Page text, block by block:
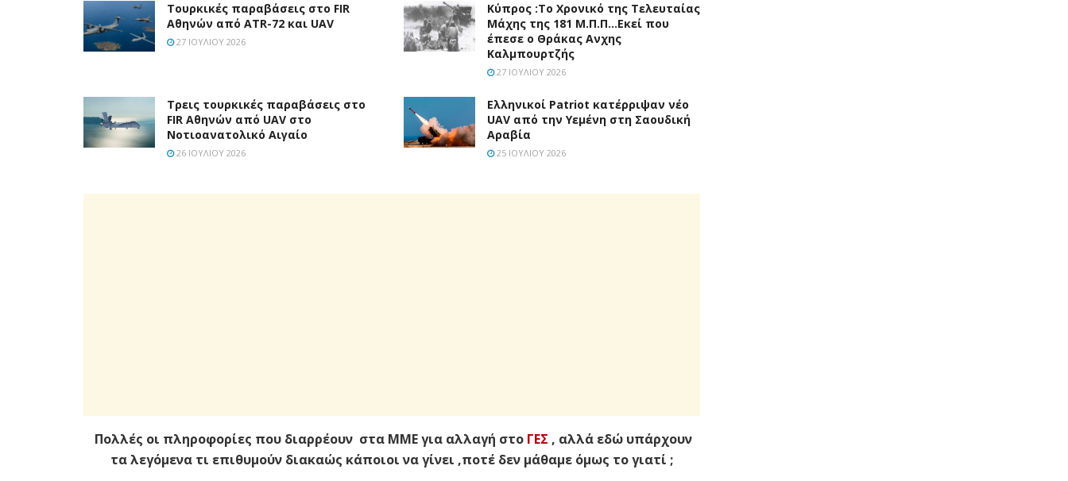
Τουρκικές παραβάσεις στο FIR
Αθηνών από ATR-72 και UAV
27 ΙΟΥΛΊΟΥ 2026
Κύπρος :Το Χρονικό της Τελευταίας
Μάχης της 181 Μ.Π.Π…Εκεί που
έπεσε ο Θράκας Ανχης
Καλμπουρτζής
27 ΙΟΥΛΊΟΥ 2026
Τρεις τουρκικές παραβάσεις στο
FIR Αθηνών από UAV στο
Νοτιοανατολικό Αιγαίο
26 ΙΟΥΛΊΟΥ 2026
Ελληνικοί Patriot κατέρριψαν νέο
UAV από την Υεμένη στη Σαουδική
Αραβία
25 ΙΟΥΛΊΟΥ 2026
Πολλές οι πληροφορίες που διαρρέουν στα ΜΜΕ για αλλαγή στο ΓΕΣ , αλλά εδώ υπάρχουν
τα λεγόμενα τι επιθυμούν διακαώς κάποιοι να γίνει ,ποτέ δεν μάθαμε όμως το γιατί ;